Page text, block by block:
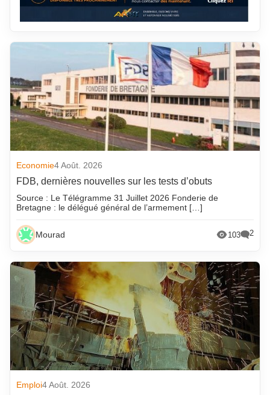
Economie4 Août. 2026
FDB, dernières nouvelles sur les tests d’obuts
Source : Le Télégramme 31 Juillet 2026 Fonderie de
Bretagne : le délégué général de l’armement […]
Mourad 103 2
Emploi4 Août. 2026